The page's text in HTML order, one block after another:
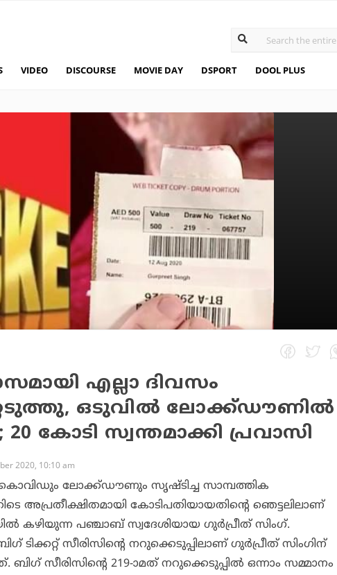
VIDEO DISCOURSE MOVIE DAY DSPORT DOOL PLUS
എല്ലാ ദിവസം
ഒടുവില്‍ ലോക്ക്ഡൗണില്‍
20 കോടി സ്വന്തമാക്കി പ്രവാസി
2020, 10:10 am
ലോക്ക്ഡൗണും സൃഷ്ടിച്ച സാമ്പത്തിക
അപ്രതീക്ഷിതമായി കോടിപതിയായതിന്റെ ഞെട്ടലിലാണ്
കഴിയുന്ന പഞ്ചാബ് സ്വദേശിയായ ഗുര്‍പ്രീത് സിംഗ്‌.
ടിക്കറ്റ് സീരിസിന്റെ നറുക്കെടുപ്പിലാണ് ഗുര്‍പ്രീത് സിംഗിന്
ബിഗ് സീരിസിന്റെ 219-ാമത് നറുക്കെടുപ്പില്‍ ഒന്നാം സമ്മാനം